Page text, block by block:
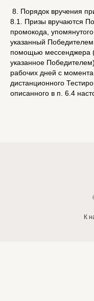
8. Порядок вручения
8.1. Призы вручаются
промокода,
указанный
помощью мессенджера
указанное
рабочих дней с
дистанционного
описанного в п. 6.4
К